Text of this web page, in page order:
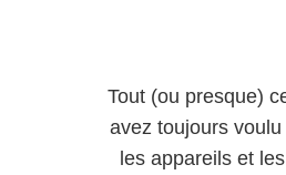
Tout (ou presque)
avez toujours
les appareils et